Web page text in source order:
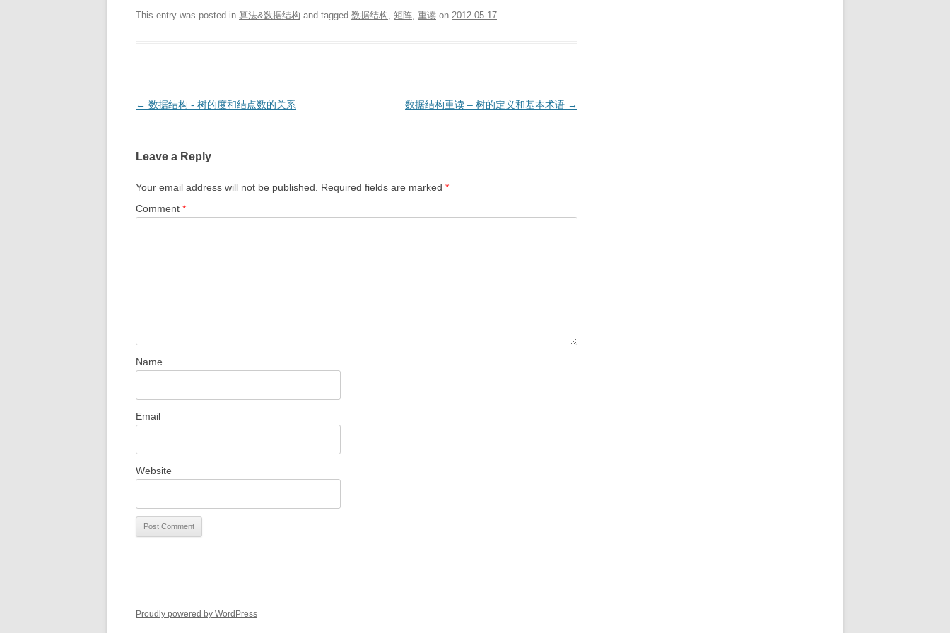
This entry was posted in 算法&数据结构 and tagged 数据结构, 矩阵, 重读 on 2012-05-17.
Post
← 数据结构 - 树的度和结点数的关系 数据结构重读 – 树的定义和基本术语 →
Leave a Reply
Your email address will not be published. Required fields are marked *
Comment *
Name
Email
Website
Proudly powered by WordPress